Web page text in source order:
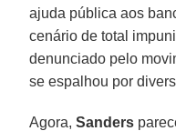
ajuda pública aos
cenário de total
denunciado pelo
se espalhou por
Agora,Sanders